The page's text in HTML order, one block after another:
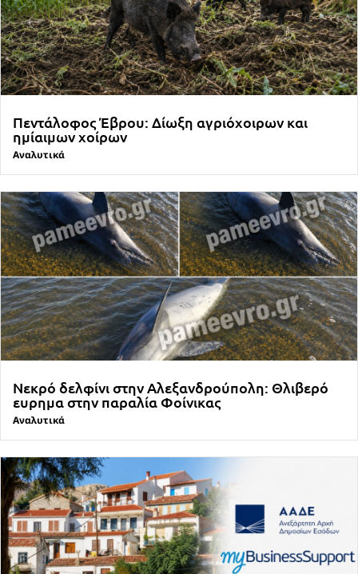
Πεντάλοφος Έβρου: Δίωξη αγριόχοιρων και
ημίαιμων χοίρων
Αναλυτικά
Νεκρό δελφίνι στην Αλεξανδρούπολη: Θλιβερό
ευρημα στην παραλία Φοίνικας
Αναλυτικά